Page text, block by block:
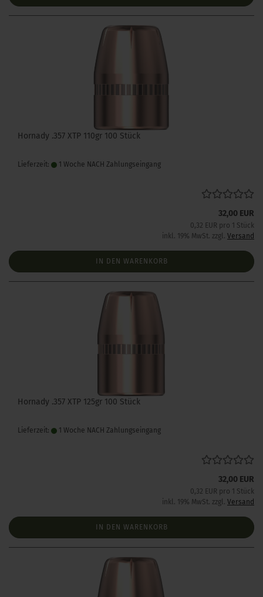
Hornady .357 XTP 110gr 100 Stück
Lieferzeit: 1 Woche NACH Zahlungseingang
32,00 EUR
0,32 EUR pro 1 Stück
inkl. 19% MwSt. zzgl. Versand
IN DEN WARENKORB
Hornady .357 XTP 125gr 100 Stück
Lieferzeit: 1 Woche NACH Zahlungseingang
32,00 EUR
0,32 EUR pro 1 Stück
inkl. 19% MwSt. zzgl. Versand
IN DEN WARENKORB